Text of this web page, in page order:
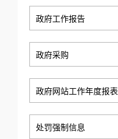
政府工作报告
政府采购
政府网站工作年度报表
处罚强制信息